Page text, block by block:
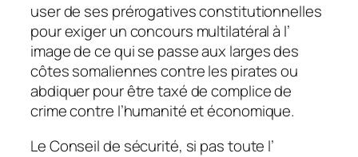
user de ses prérogatives constitutionnelles
pour exiger un concours multilatéral à l’
image de ce qui se passe aux larges des
côtes somaliennes contre les pirates ou
abdiquer pour être taxé de complice de
crime contre l’humanité et économique.
Le Conseil de sécurité, si pas toute l’